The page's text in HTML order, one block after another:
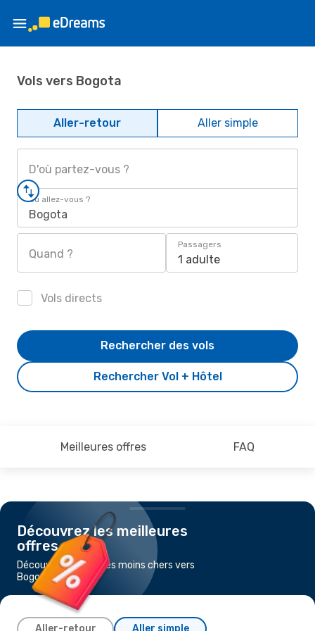
Vols vers Bogota
Aller-retour Aller simple
D'où partez-vous ?
Où allez-vous ?
Bogota
Quand ?
Passagers
1 adulte
Vols directs
Rechercher Vol + Hôtel
Rechercher des vols
Meilleures offres FAQ
Découvrez les meilleures
offres
Découvrez les vols les moins chers vers
Bogota
Aller-retour Aller simple